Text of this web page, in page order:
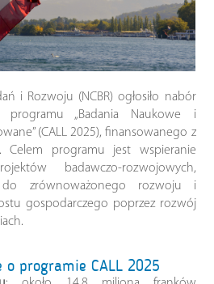
i Rozwoju (NCBR) ogłosiło nabór
„Badania Naukowe i
(CALL 2025), finansowanego z
Celem programu jest wspieranie
badawczo-rozwojowych,
zrównoważonego rozwoju i
gospodarczego poprzez rozwój
o programie CALL 2025